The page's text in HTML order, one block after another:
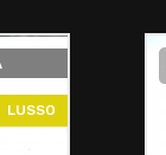
LUSSO